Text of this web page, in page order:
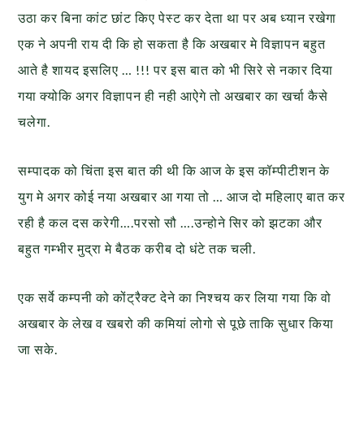
उठा कर बिना कांट छांट किए पेस्ट कर देता था पर अब ध्यान रखेगा
एक ने अपनी राय दी कि हो सकता है कि अखबार मे विज्ञापन बहुत
आते है शायद इसलिए … !!! पर इस बात को भी सिरे से नकार दिया
गया क्योकि अगर विज्ञापन ही नही आऐगे तो अखबार का खर्चा कैसे
चलेगा.
सम्पादक को चिंता इस बात की थी कि आज के इस कॉम्पीटीशन के
युग मे अगर कोई नया अखबार आ गया तो … आज दो महिलाए बात कर
रही है कल दस करेगी….परसो सौ ….उन्होने सिर को झटका और
बहुत गम्भीर मुद्रा मे बैठक करीब दो धंटे तक चली.
एक सर्वे कम्पनी को कोंट्रैक्ट देने का निश्चय कर लिया गया कि वो
अखबार के लेख व खबरो की कमियां लोगो से पूछे ताकि सुधार किया
जा सके.